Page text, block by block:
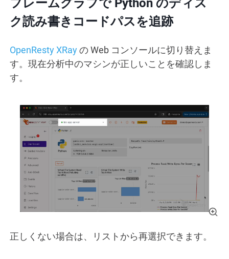
フレームグラフで Python のディス
ク読み書きコードパスを追跡
OpenResty XRayの Web コンソールに切り替えま
す。現在分析中のマシンが正しいことを確認しま
す。
正しくない場合は、リストから再選択できます。